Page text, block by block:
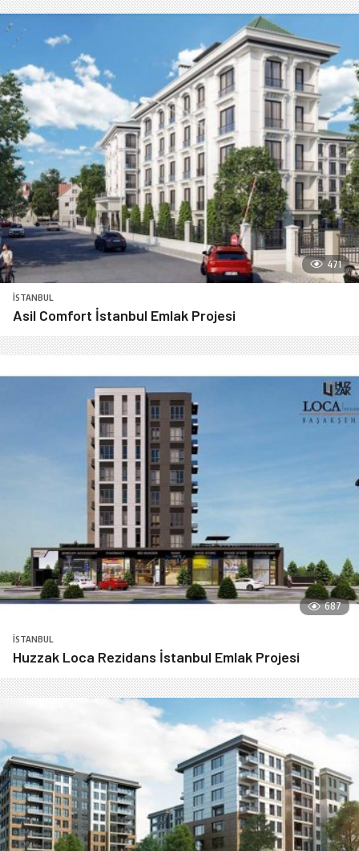
471
İSTANBUL
Asil Comfort İstanbul Emlak Projesi
687
İSTANBUL
Huzzak Loca Rezidans İstanbul Emlak Projesi